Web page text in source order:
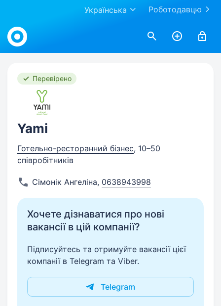
Роботодавцю
Українська
Work.ua
Перевірено
Yami
Готельно-ресторанний бізнес, 10–50
співробітників
Сімонік Ангеліна, 0638943998
Хочете дізнаватися про нові
вакансії в цій компанії?
Підписуйтесь та отримуйте вакансії цієї
компанії в Telegram та Viber.
Telegram